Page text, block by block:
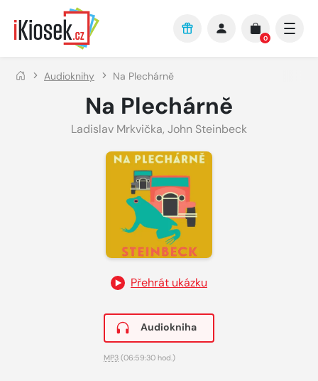
Přejít na hlavní obsah
0
Audioknihy Na Plechárně
Na Plechárně
Ladislav Mrkvička, John Steinbeck
Přehrát ukázku
Audiokniha
MP3 (06:59:30 hod.)